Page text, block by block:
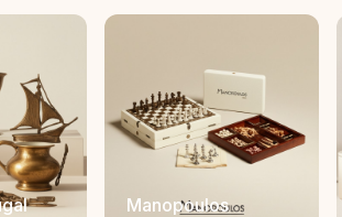
Manopoulos